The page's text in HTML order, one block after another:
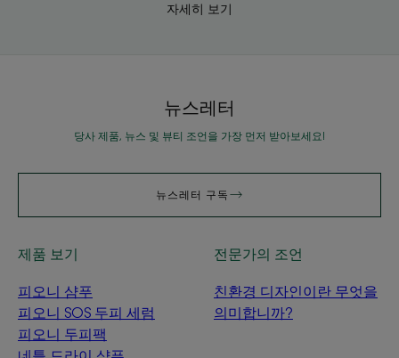
자세히 보기
뉴스레터
당사 제품, 뉴스 및 뷰티 조언을 가장 먼저 받아보세요!
뉴스레터 구독
제품 보기
피오니 샴푸
피오니 SOS 두피 세럼
피오니 두피팩
전문가의 조언
친환경 디자인이란 무엇을
의미합니까?